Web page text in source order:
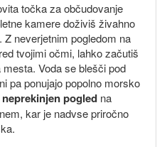
točka za občudovanje
kamere doživiš živahno
neverjetnim pogledom na
tvojimi očmi, lahko začutiš
Voda se blešči pod
pa ponujajo popolno morsko
neprekinjen pogled na
kar je nadvse priročno